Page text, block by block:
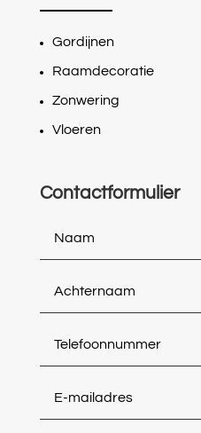
Gordijnen
Raamdecoratie
Zonwering
Vloeren
Contactformulier